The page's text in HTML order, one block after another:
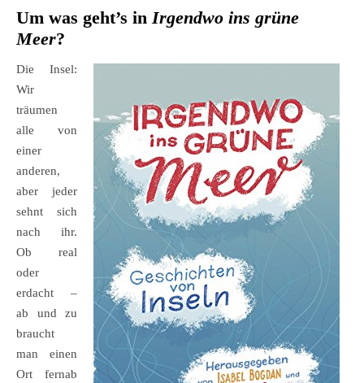
Um was geht’s inIrgendwo ins grüne
Meer?
Die Insel:
Wir
träumen
alle von
einer
anderen,
aber jeder
sehnt sich
nach ihr.
Ob real
oder
erdacht –
ab und zu
braucht
man einen
Ort fernab